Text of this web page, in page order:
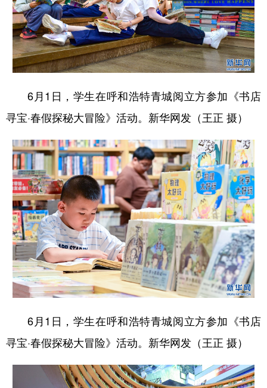
6月1日，学生在呼和浩特青城阅立方参加《书店
寻宝·春假探秘大冒险》活动。新华网发（王正 摄）
6月1日，学生在呼和浩特青城阅立方参加《书店
寻宝·春假探秘大冒险》活动。新华网发（王正 摄）